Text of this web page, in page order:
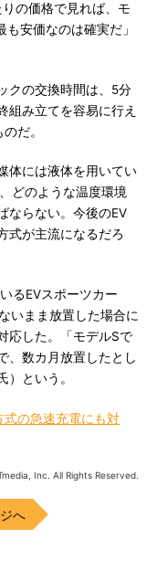
の価格で見れば、モ
安価なのは確実だ」
クの交換時間は、5分
組み立てを容易に行え
だ。
体には液体を用いてい
どのような温度環境
ならない。今後のEV
式が主流になるだろ
るEVスポーツカー
いまま放置した場合に
応した。「モデルSで
、数カ月放置したとし
という。
の急速充電にも対
Inc. All Rights Reserved.
へ